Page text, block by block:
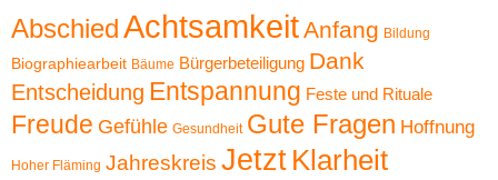
AbschiedAchtsamkeitAnfang Bildung
Biographiearbeit Bäume Bürgerbeteiligung Dank
Entscheidung Entspannung Feste und Rituale
Freude Gefühle Gesundheit Gute Fragen Hoffnung
Hoher Fläming Jahreskreis Jetzt Klarheit